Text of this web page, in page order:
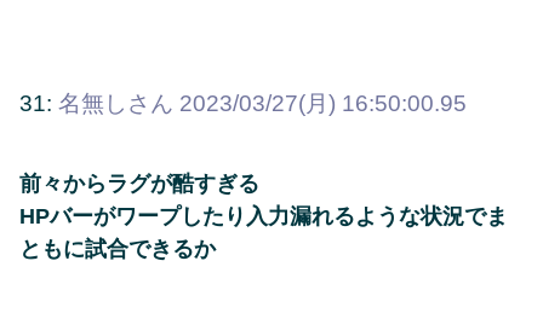
31: 名無しさん 2023/03/27(月) 16:50:00.95
前々からラグが酷すぎる
HPバーがワープしたり入力漏れるような状況でま
ともに試合できるか